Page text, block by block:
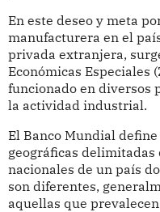
En este deseo y meta
manufacturera en el
privada extranjera,
Económicas Especiales
funcionado en diversos
la actividad industrial.
El Banco Mundial define
geográficas
nacionales de un país
son diferentes,
aquellas que